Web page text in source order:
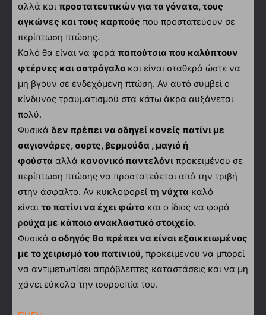
αλλά και προστατευτικών για τα γόνατα, τους
αγκώνες και τους καρπούς που προστατεύουν σε
περίπτωση πτώσης.
Καλό θα είναι να φορά παπούτσια που καλύπτουν
φτέρνες και αστράγαλο και είναι σταθερά ώστε να
μη βγουν σε ενδεχόμενη πτώση. Αν αυτό συμβεί ο
κίνδυνος τραυματισμού στα κάτω άκρα αυξάνεται
πολύ.
Φυσικά δεν πρέπει να οδηγεί κανείς πατίνι με
σαγιονάρες, σορτς, βερμούδα , μαγιό ή
φούστα αλλά κανονικό παντελόνι προκειμένου σε
περίπτωση πτώσης να προστατεύεται από την τριβή
στην άσφαλτο. Αν κυκλοφορεί τη νύχτα καλό
είναι το πατίνι να έχει φώτα και ο ίδιος να φορά
ρούχα με κάποιο ανακλαστικό στοιχείο.
Φυσικά ο οδηγός θα πρέπει να είναι εξοικειωμένος
με το χειρισμό του πατινιού, προκειμένου να μπορεί
να αντιμετωπίσει απρόβλεπτες καταστάσεις και να μη
χάνει εύκολα την ισορροπία του.